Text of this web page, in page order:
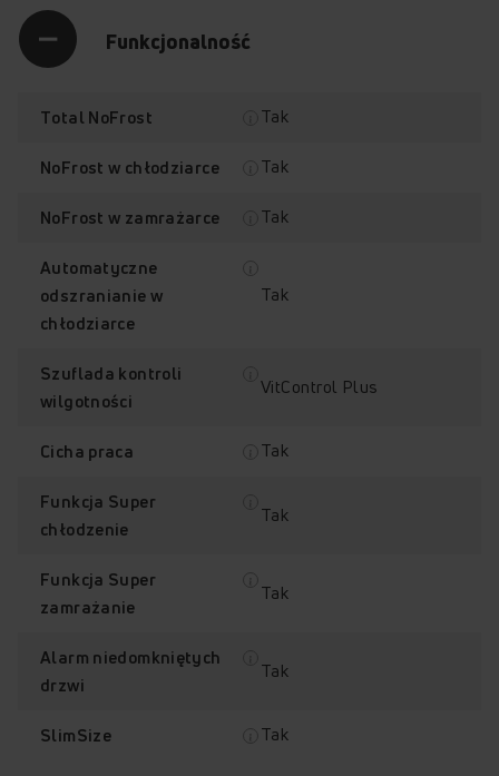
Funkcjonalność
Total NoFrost Tak
NoFrost w chłodziarce Tak
NoFrost w zamrażarce Tak
Automatyczne
odszranianie w
chłodziarce
Tak
Szuflada kontroli
wilgotności
VitControl Plus
Cicha praca Tak
Funkcja Super
chłodzenie
Tak
Funkcja Super
zamrażanie
Tak
Alarm niedomkniętych
drzwi
Tak
SlimSize Tak